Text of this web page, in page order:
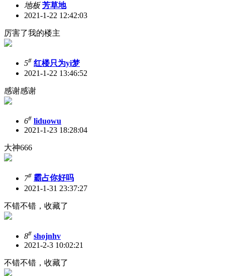
地板 芳草地
2021-1-22 12:42:03
厉害了我的楼主
5# 红楼只为yi梦
2021-1-22 13:46:52
感谢感谢
6# liduowu
2021-1-23 18:28:04
大神666
7# 霸占你好吗
2021-1-31 23:37:27
不错不错，收藏了
8# shojnhv
2021-2-3 10:02:21
不错不错，收藏了